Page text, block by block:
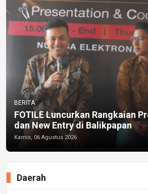
BERITA
FOTILE Luncurkan Rangkaian
dan New Entry di Balikpapan
Kamis, 06 Agustus 2026
Daerah